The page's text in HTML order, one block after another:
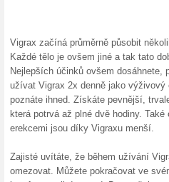
Balení
100%
Vaše balení
dní. Celkem: